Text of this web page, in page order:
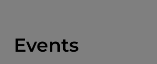
Events